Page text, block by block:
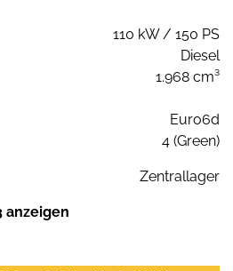
110 kW / 150 PS
Diesel
1.968 cm³
Euro6d
4 (Green)
Zentrallager
anzeigen